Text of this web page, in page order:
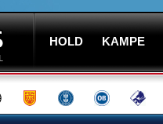
HOLD KAMPE